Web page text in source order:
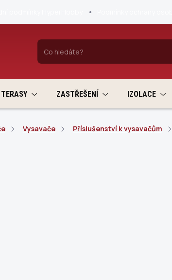
TERASY ZASTŘEŠENÍ IZOLACE
Vysavače Příslušenství k vysavačům